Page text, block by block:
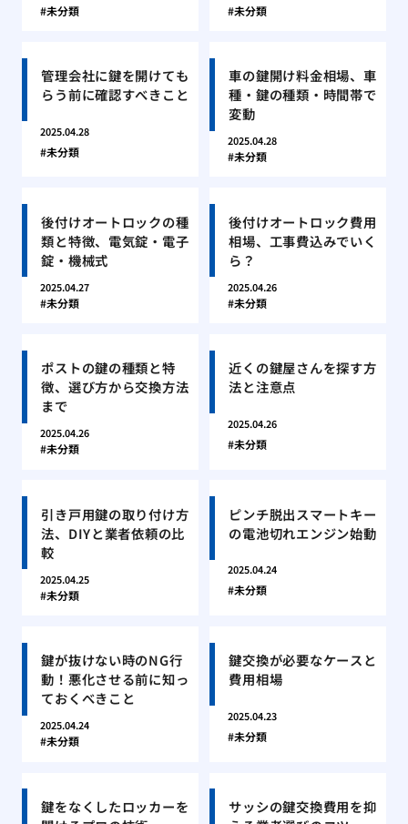
未分類 未分類
管理会社に鍵を開けても
らう前に確認すべきこと
2025.04.28
未分類
車の鍵開け料金相場、車
種・鍵の種類・時間帯で
変動
2025.04.28
未分類
後付けオートロックの種
類と特徴、電気錠・電子
錠・機械式
2025.04.27
未分類
後付けオートロック費用
相場、工事費込みでいく
ら？
2025.04.26
未分類
ポストの鍵の種類と特
徴、選び方から交換方法
まで
2025.04.26
未分類
近くの鍵屋さんを探す方
法と注意点
2025.04.26
未分類
引き戸用鍵の取り付け方
法、DIYと業者依頼の比
較
2025.04.25
未分類
ピンチ脱出スマートキー
の電池切れエンジン始動
2025.04.24
未分類
鍵が抜けない時のNG行
動！悪化させる前に知っ
ておくべきこと
2025.04.24
未分類
鍵交換が必要なケースと
費用相場
2025.04.23
未分類
鍵をなくしたロッカーを
サッシの鍵交換費用を抑